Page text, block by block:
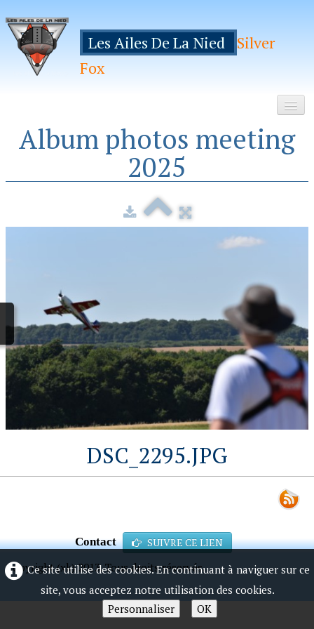
Les Ailes De La Nied
Silver
Fox
Accueil
Hebergements
Album photos meeting
2025
DSC_2295.JPG
Contact SUIVRE CE LIEN
Copyright (xk) 2013. Tous droits réservés.
Ce site utilise des cookies. En continuant à naviguer sur ce
site, vous acceptez notre utilisation des cookies.
Personnaliser
OK